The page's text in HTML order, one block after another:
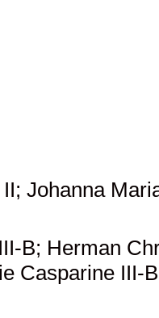
II; Johanna
III-B; Herman
Casparine III-